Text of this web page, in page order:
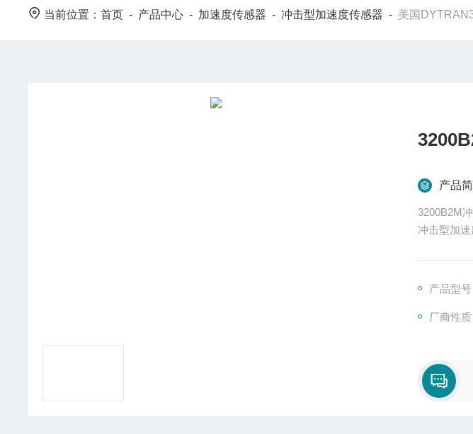
当前位置：首页 - 产品中心 - 加速度传感器 -冲击型加速度传感器 - 美国
产品
3200B2M
冲击型加
3200B4冲
产品型
厂商性